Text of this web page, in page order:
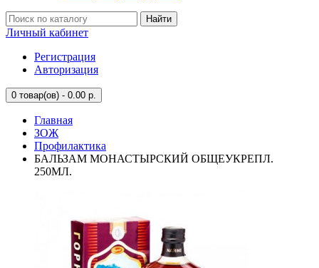
Найти
Личный кабинет
Регистрация
Авторизация
0 товар(ов) - 0.00 р.
Главная
ЗОЖ
Профилактика
БАЛЬЗАМ МОНАСТЫРСКИЙ ОБЩЕУКРЕПЛ.
250МЛ.